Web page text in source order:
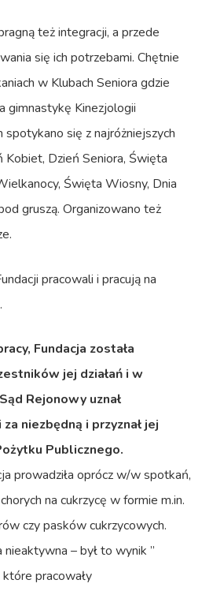
też integracji, a przede
się ich potrzebami. Chętnie
w Klubach Seniora gdzie
gimnastykę Kinezjologii
spotykano się z najróżniejszych
Kobiet, Dzień Seniora, Święta
Święta Wiosny, Dnia
gruszą. Organizowano też
pracowali i pracują na
Fundacja została
jej działań i w
Rejonowy uznał
niezbędną i przyznał jej
Publicznego.
prowadziła oprócz w/w spotkań,
na cukrzycę w formie m.in.
czy pasków cukrzycowych.
nieaktywna – był to wynik ”
pracowały